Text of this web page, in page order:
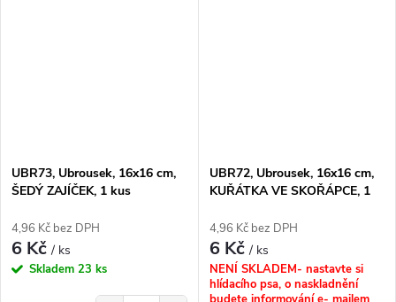
UBR73, Ubrousek, 16x16 cm,
ŠEDÝ ZAJÍČEK, 1 kus
4,96 Kč bez DPH
6 Kč/ ks
Skladem 23 ks
UBR72, Ubrousek, 16x16 cm,
KUŘÁTKA VE SKOŘÁPCE, 1
4,96 Kč bez DPH
6 Kč/ ks
NENÍ SKLADEM- nastavte si
hlídacího psa, o naskladnění